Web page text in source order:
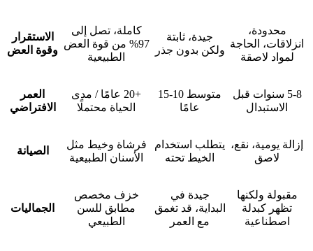
الاستقرار
وقوة العض
كاملة، تصل إلى
97% من قوة العض
الطبيعية
جيدة، ثابتة
ولكن بدون جذر
محدودة،
انزلاقات، الحاجة
لمواد لاصقة
العمر
الافتراضي
+20 عامًا / مدى
الحياة محتملًا
متوسط 10-15
عامًا
5-8 سنوات قبل
الاستبدال
الصيانة
فرشاة وخيط مثل
الأسنان الطبيعية
يتطلب استخدام
الخيط تحته
إزالة يومية، نقع،
لاصق
الجماليات
خزف مخصص
مطابق للسن
الطبيعي
جيدة في
البداية، قد تغمق
مع العمر
مقبولة ولكنها
تظهر كبدلة
اصطناعية